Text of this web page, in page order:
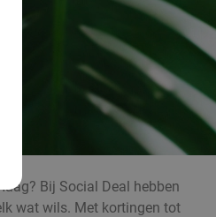
Bij Social Deal hebben
wat wils. Met kortingen tot